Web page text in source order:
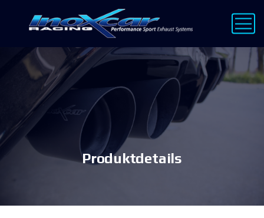
Produktdetails